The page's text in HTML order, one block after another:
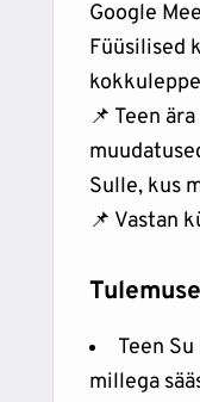
Google
Füüsilised
📌 Teen
Sulle, kus
📌 Vastan
Teen
millega